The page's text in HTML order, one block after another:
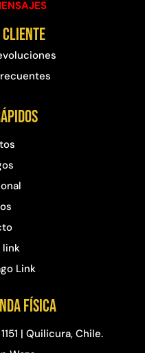
cliente
link
Link
física
| Quilicura, Chile.